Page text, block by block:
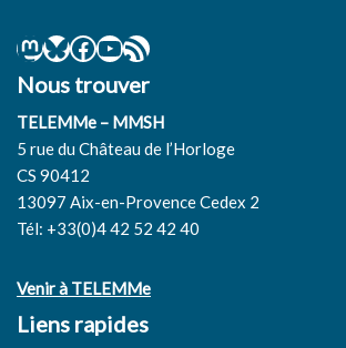
Nous trouver
TELEMMe – MMSH
5 rue du Château de l’Horloge
CS 90412
13097 Aix-en-Provence Cedex 2
Tél: +33(0)4 42 52 42 40
Venir à TELEMMe
Liens rapides